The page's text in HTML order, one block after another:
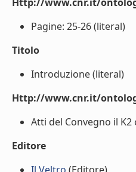
Pagine: 25-26 (literal)
Titolo
Introduzione (literal)
Http://www.cnr.it/
Atti del Convegno il
Editore